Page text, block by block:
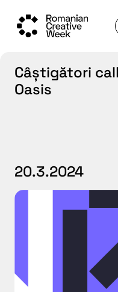
content
Câștigători
Oasis
20.3.2024